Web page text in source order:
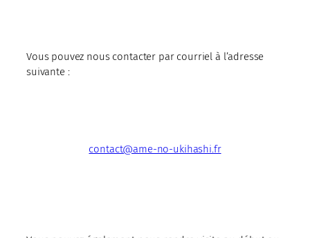
Vous pouvez nous contacter par courriel à l’adresse
suivante :
contact@ame-no-ukihashi.fr